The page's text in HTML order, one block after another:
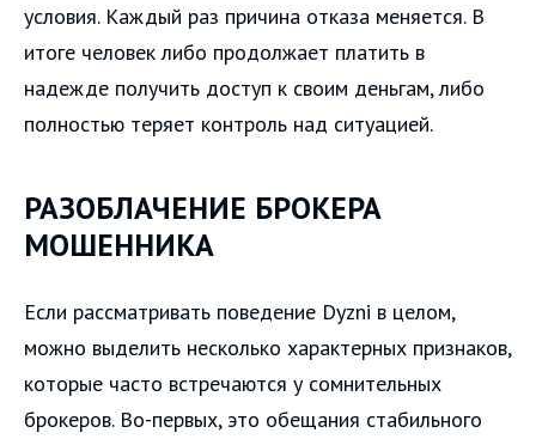
условия. Каждый раз причина отказа меняется. В
итоге человек либо продолжает платить в
надежде получить доступ к своим деньгам, либо
полностью теряет контроль над ситуацией.
РАЗОБЛАЧЕНИЕ БРОКЕРА
МОШЕННИКА
Если рассматривать поведение Dyzni в целом,
можно выделить несколько характерных признаков,
которые часто встречаются у сомнительных
брокеров. Во-первых, это обещания стабильного